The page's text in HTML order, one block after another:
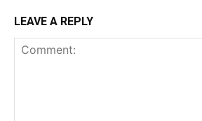
LEAVE A REPLY